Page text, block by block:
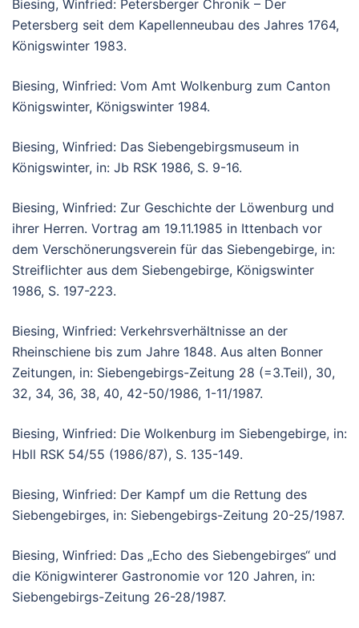
Biesing, Winfried: Petersberger Chronik – Der
Petersberg seit dem Kapellenneubau des Jahres 1764,
Königswinter 1983.
Biesing, Winfried: Vom Amt Wolkenburg zum Canton
Königswinter, Königswinter 1984.
Biesing, Winfried: Das Siebengebirgsmuseum in
Königswinter, in: Jb RSK 1986, S. 9-16.
Biesing, Winfried: Zur Geschichte der Löwenburg und
ihrer Herren. Vortrag am 19.11.1985 in Ittenbach vor
dem Verschönerungsverein für das Siebengebirge, in:
Streiflichter aus dem Siebengebirge, Königswinter
1986, S. 197-223.
Biesing, Winfried: Verkehrsverhältnisse an der
Rheinschiene bis zum Jahre 1848. Aus alten Bonner
Zeitungen, in: Siebengebirgs-Zeitung 28 (=3.Teil), 30,
32, 34, 36, 38, 40, 42-50/1986, 1-11/1987.
Biesing, Winfried: Die Wolkenburg im Siebengebirge, in:
Hbll RSK 54/55 (1986/87), S. 135-149.
Biesing, Winfried: Der Kampf um die Rettung des
Siebengebirges, in: Siebengebirgs-Zeitung 20-25/1987.
Biesing, Winfried: Das „Echo des Siebengebirges“ und
die Königwinterer Gastronomie vor 120 Jahren, in:
Siebengebirgs-Zeitung 26-28/1987.